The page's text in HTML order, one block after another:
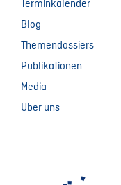
Terminkalender
Blog
Themendossiers
Publikationen
Media
Über uns